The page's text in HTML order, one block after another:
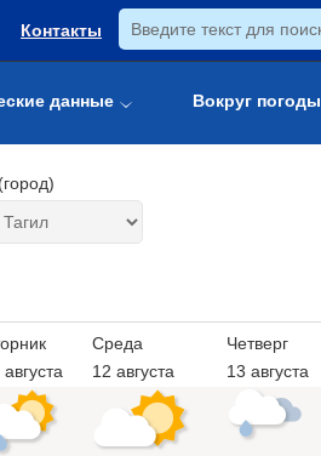
Контакты
данные Вокруг погоды
августа
Среда
12 августа
Четверг
13 августа